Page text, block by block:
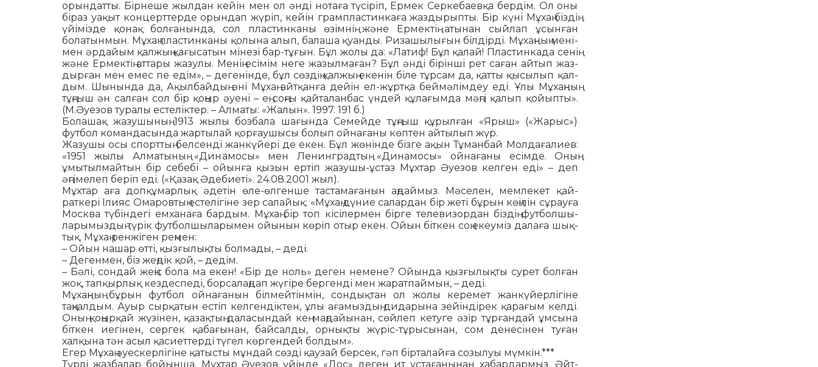
орындатты. Бір­неше жылдан кейін мен ол әнді но­таға түсіріп, Ермек Серкебаевқа бер­дім. Ол оны
біраз уақыт концерттерде орындап жүріп, кейін грампластинкаға жаздырыпты. Бір күні Мұхаң біздің
үйімізде қо­нақ болғанында, сол пластинканы өзімнің және Ермектің атынан сый­лап ұсынған
болатынмын. Мұ­хаң пластинканы қолына алып, балаша қуанды. Риза­шы­лы­ғын білдірді. Мұхаңның мені­
мен әр­дайым қалжың қағысатын мі­незі бар-тұғын. Бұл жолы да: «Латиф! Бұл қалай! Пластинкада се­нің
және Ермектің аттары жазулы. Ме­нің есімім неге жазылмаған? Бұл әнді бірінші рет саған айтып жаз­
дырған мен емес пе едім», – де­генінде, бұл сөздің қалжың екенін бі­ле тұрсам да, қатты қысылып қал­
дым. Шынында да, Ақылбай­дың әні Мұхаң айтқанға дейін ел-жұртқа беймәлімдеу еді. Ұлы Мұ­хаңның
тұңғыш ән салған сол бір қоңыр әуені – ең соңғы қай­та­лан­бас үндей құлағымда мәңгі қа­лып қойыпты».
(М.Әуезов туралы естеліктер. – Алматы: «Жалын». 1997. 191 б.)
Болашақ жазушының 1913 жы­лы бозбала шағында Семейде тұң­ғыш құрылған «Ярыш» («Жарыс»)
футбол командасында жар­ты­лай қорғаушысы болып ойна­ға­ны көптен айтылып жүр.
Жазушы осы спорттың бел­сен­ді жанкүйері де екен. Бұл жө­нін­де бізге ақын Тұманбай Мол­да­ғалиев:
«1951 жылы Алматының «Ди­намосы» мен Ленинградтың «Динамосы» ойнағаны есімде. Оның
ұмытылмайтын бір себебі – ойынға қызын ертіп жазушы-ұс­таз Мұхтар Әуезов келген еді» – деп
әңгімелеп беріп еді. («Қазақ Әде­биеті». 24.08.2001 жыл).
Мұхтар аға допқұмарлық әде­тін өле-өлгенше тастамағанын аң­даймыз. Мәселен, мемлекет қай­
раткері Ілияс Омаровтың есте­лі­гіне зер салайық: «Мұхаң дүние са­лардан бір жеті бұрын көңілін сұрауға
Москва түбіндегі емханаға бар­дым. Мұхаң бір топ кісілермен бір­ге телевизордан біздің футбол­шы­
ларымыздың түрік футболшыларымен ойынын көріп отыр екен. Ойын біткен соң екеуміз далаға шық­
тық. Мұхаң ренжіген рең­мен:
– Ойын нашар өтті, қызғы­лық­ты болмады, – деді.
– Дегенмен, біз жеңдік қой, – де­дім.
– Бәлі, сондай жеңіс бола ма екен! «Бір де ноль» деген немене? Ойын­да қызғылықты сурет болған
жоқ, тапқырлық кездеспеді, бор­са­лаңдап жүгіре бергенді мен жа­рат­паймын, – деді.
Мұхаңның бұрын футбол ой­на­ғанын білмейтінмін, сондық­тан ол жолы керемет жанкүйерлі­гі­н­е
таңқалдым. Ауыр сырқатын ес­тіп келгендіктен, ұлы ағамыздың дидарына зейіндірек қарағым келді.
Оның қоңырқай жүзінен, қа­­зақтың даласындай кең маң­дайы­нан, сөйлеп кетуге әзір тұр­ған­дай ұмсына
біткен иегінен, сер­гек қабағынан, байсалды, ор­нық­ты жүріс-тұрысынан, сом де­не­сінен туған
халқына тән асыл қа­сиеттерді түгел көргендей болдым».
Егер Мұхаң әуескерлігіне қа­тыс­ты мұндай сөзді қаузай берсек, гәп бірталайға созылуы мүмкін.***
Түрлі жазбалар бойынша, Мұх­тар Әуезов үйінде «Дос» деген ит ұстағанынан хабардармыз. Әйт­